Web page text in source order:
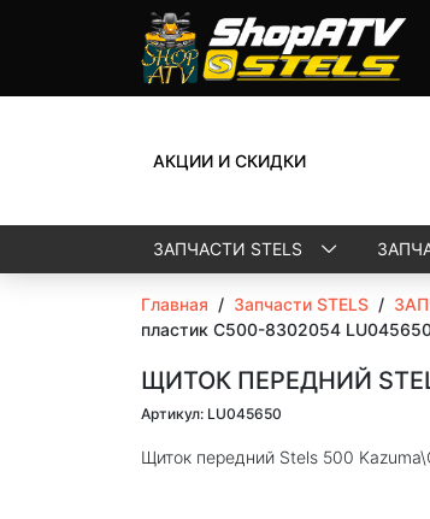
АКЦИИ И СКИДКИ
ЗАПЧАСТИ STELS
Главная / Запчасти STELS /
пластик C500-8302054
ЩИТОК ПЕРЕДНИЙ
Артикул: LU045650
Щиток передний Stels 500